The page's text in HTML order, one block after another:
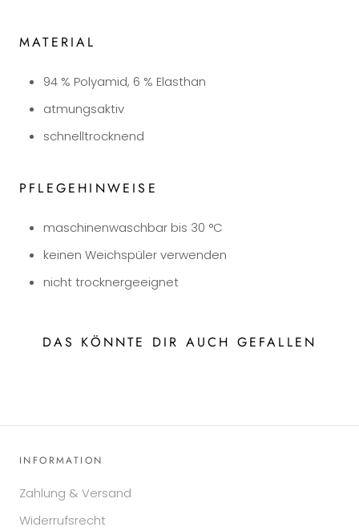
MATERIAL
94 % Polyamid, 6 % Elasthan
atmungsaktiv
schnelltrocknend
PFLEGEHINWEISE
maschinenwaschbar bis 30 °C
keinen Weichspüler verwenden
nicht trocknergeeignet
DAS KÖNNTE DIR AUCH GEFALLEN
INFORMATION
Zahlung & Versand
Widerrufsrecht